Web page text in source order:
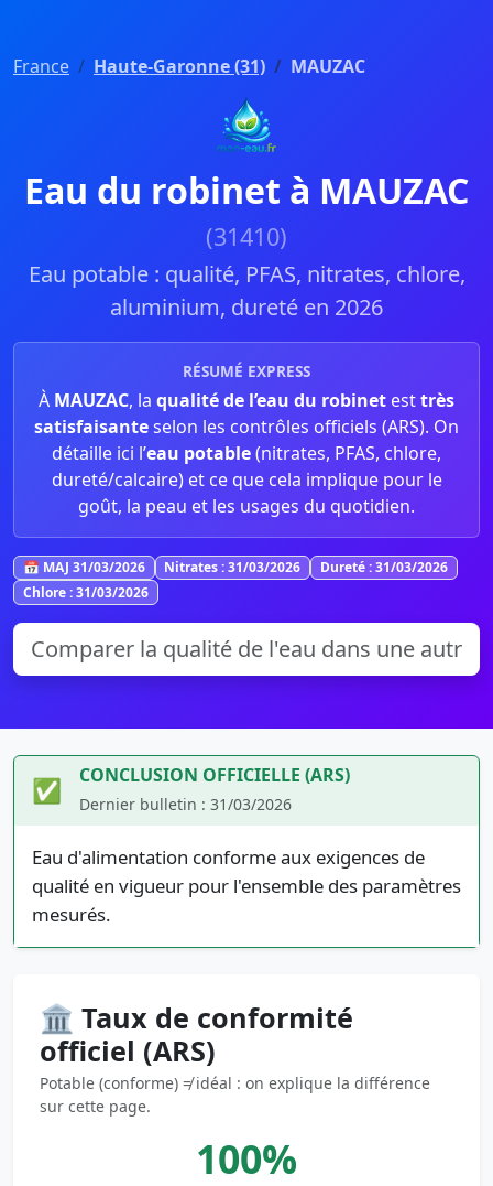
France Haute-Garonne (31) MAUZAC
Eau du robinet à MAUZAC
(31410)
Eau potable : qualité, PFAS, nitrates, chlore,
aluminium, dureté en 2026
RÉSUMÉ EXPRESS
À MAUZAC, la qualité de l’eau du robinet esttrès
satisfaisanteselon les contrôles officiels (ARS). On
détaille ici l’eau potable(nitrates, PFAS, chlore,
dureté/calcaire) et ce que cela implique pour le
goût, la peau et les usages du quotidien.
📅 MAJ 31/03/2026 Nitrates : 31/03/2026
Dureté : 31/03/2026
Chlore : 31/03/2026
✅ CONCLUSION OFFICIELLE (ARS)
Dernier bulletin : 31/03/2026
Eau d'alimentation conforme aux exigences de
qualité en vigueur pour l'ensemble des paramètres
mesurés.
🏛️ Taux de conformité
officiel (ARS)
Potable (conforme) ≠ idéal : on explique la différence
sur cette page.
100%